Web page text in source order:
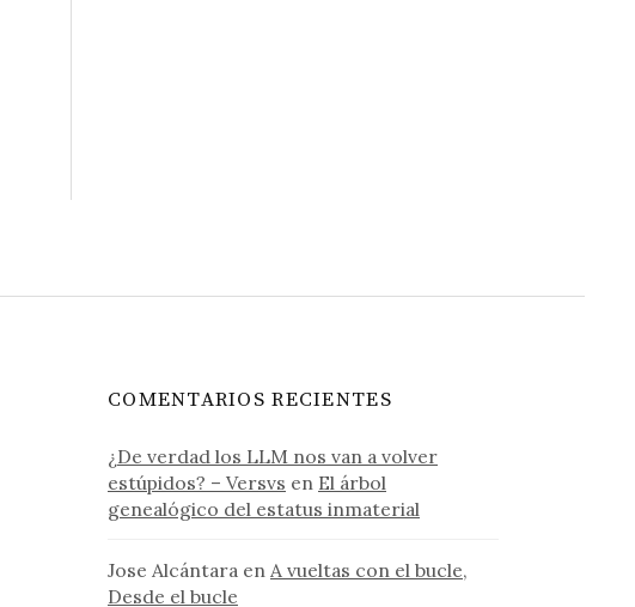
COMENTARIOS RECIENTES
¿De verdad los LLM nos van a volver
estúpidos? – Versvs en El árbol
genealógico del estatus inmaterial
Jose Alcántara en A vueltas con el bucle,
Desde el bucle